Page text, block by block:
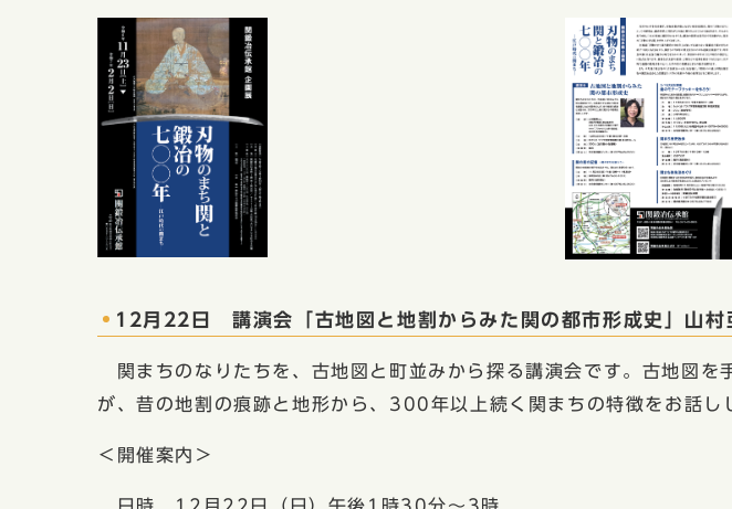
12月22日 講演会「古地図と地割からみた関の都市形成史」山村
関まちのなりたちを、古地図と町並みから探る講演会です。古地図を
が、昔の地割の痕跡と地形から、300年以上続く関まちの特徴をお話し
＜開催案内＞